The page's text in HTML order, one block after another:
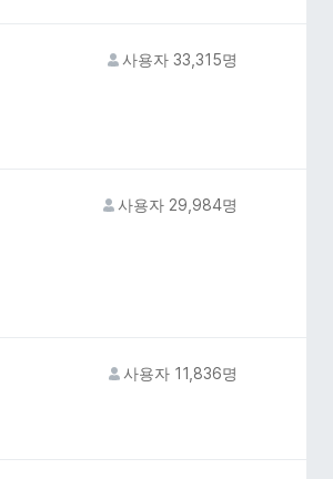
사용자 33,315명
사용자 29,984명
사용자 11,836명